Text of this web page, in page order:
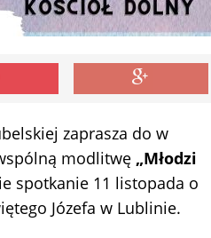
zaprasza do w
modlitwę „Młodzi
spotkanie 11 listopada o
Józefa w Lublinie.